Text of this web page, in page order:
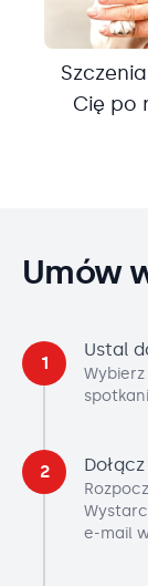
Cię po
Umów
1
Ustal
2
e-mail